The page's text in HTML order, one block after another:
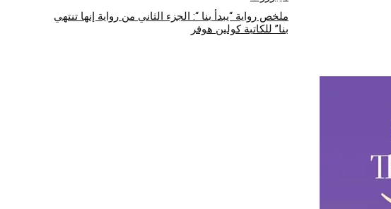
ملخص رواية “يبدأ بنا “: الجزء الثاني من رواية إنها تنتهي
بنا” للكاتبة كولين هوفر